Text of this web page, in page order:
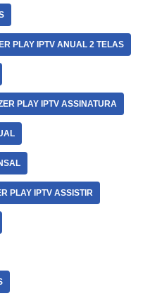
PLAY IPTV ANUAL 2 TELAS
PLAY IPTV ASSINATURA
PLAY IPTV ASSISTIR